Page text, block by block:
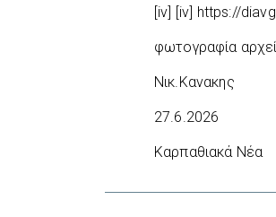
[iv] [iv] https://
φωτογραφία
Νικ.Κανακης
27.6.2026
Καρπαθιακά Νέα